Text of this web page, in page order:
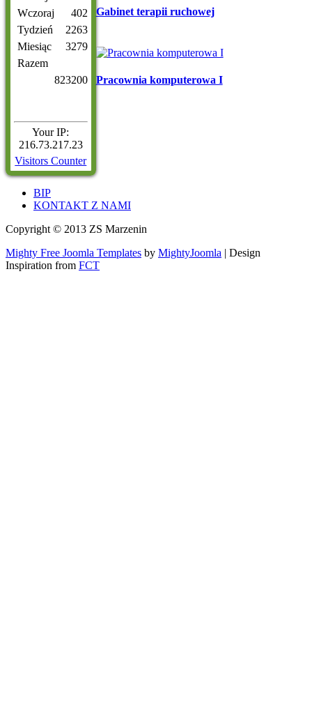
Gabinet terapii ruchowej
Pracownia komputerowa I
Wczoraj
Tydzień
Miesiąc
Razem
402
2263
3279
823200
Your IP:
216.73.217.23
Visitors Counter
BIP
KONTAKT Z NAMI
Copyright © 2013 ZS Marzenin
Mighty Free Joomla Templates by MightyJoomla | Design
Inspiration from FCT